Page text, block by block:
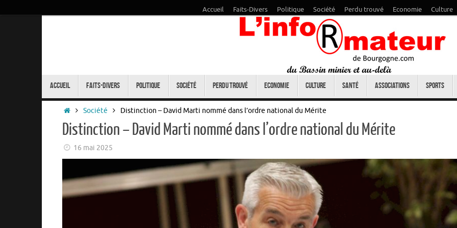
Accueil Faits-Divers Politique Société Perdu trouvé Economie Culture
Accueil Faits-Divers Politique Société Perdu trouvé Economie Culture Santé Associations Sports
Accueil
Société Distinction – David Marti nommé dans l’ordre national du Mérite
Distinction – David Marti nommé dans l’ordre national du Mérite
16 mai 2025